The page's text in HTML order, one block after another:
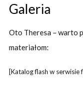
Galeria
Oto Theresa – warto
materiałom:
[Katalog flash w serwisie